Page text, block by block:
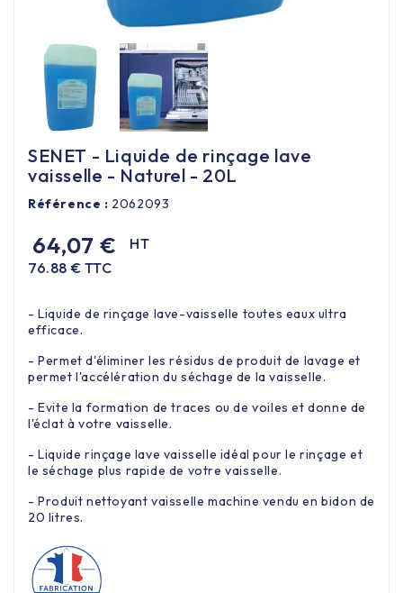
Contactez-nous
SENET - Liquide de rinçage lave
vaisselle - Naturel - 20L
Référence : 2062093
64,07 €
HT
76.88 € TTC
- Liquide de rinçage lave-vaisselle toutes eaux ultra
efficace.
- Permet d'éliminer les résidus de produit de lavage et
permet l'accélération du séchage de la vaisselle.
- Evite la formation de traces ou de voiles et donne de
l'éclat à votre vaisselle.
- Liquide rinçage lave vaisselle idéal pour le rinçage et
le séchage plus rapide de votre vaisselle.
- Produit nettoyant vaisselle machine vendu en bidon de
20 litres.